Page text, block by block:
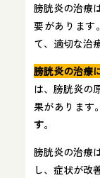
膀胱炎の治療
要があります
て、適切な治
膀胱炎の治療
は、膀胱炎の
果があります
す。
膀胱炎の治療
し、症状が改